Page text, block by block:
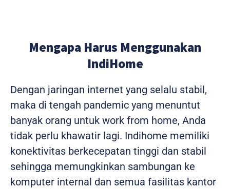
Mengapa Harus Menggunakan
IndiHome
Dengan jaringan internet yang selalu stabil,
maka di tengah pandemic yang menuntut
banyak orang untuk work from home, Anda
tidak perlu khawatir lagi. Indihome memiliki
konektivitas berkecepatan tinggi dan stabil
sehingga memungkinkan sambungan ke
komputer internal dan semua fasilitas kantor